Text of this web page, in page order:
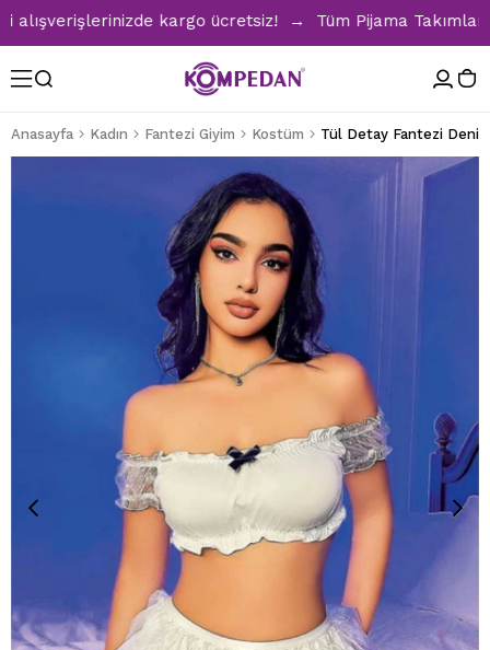
kargo ücretsiz! → Tüm Pijama
Anasayfa Kadın Fantezi Giyim Kostüm Tül Detay Fantezi